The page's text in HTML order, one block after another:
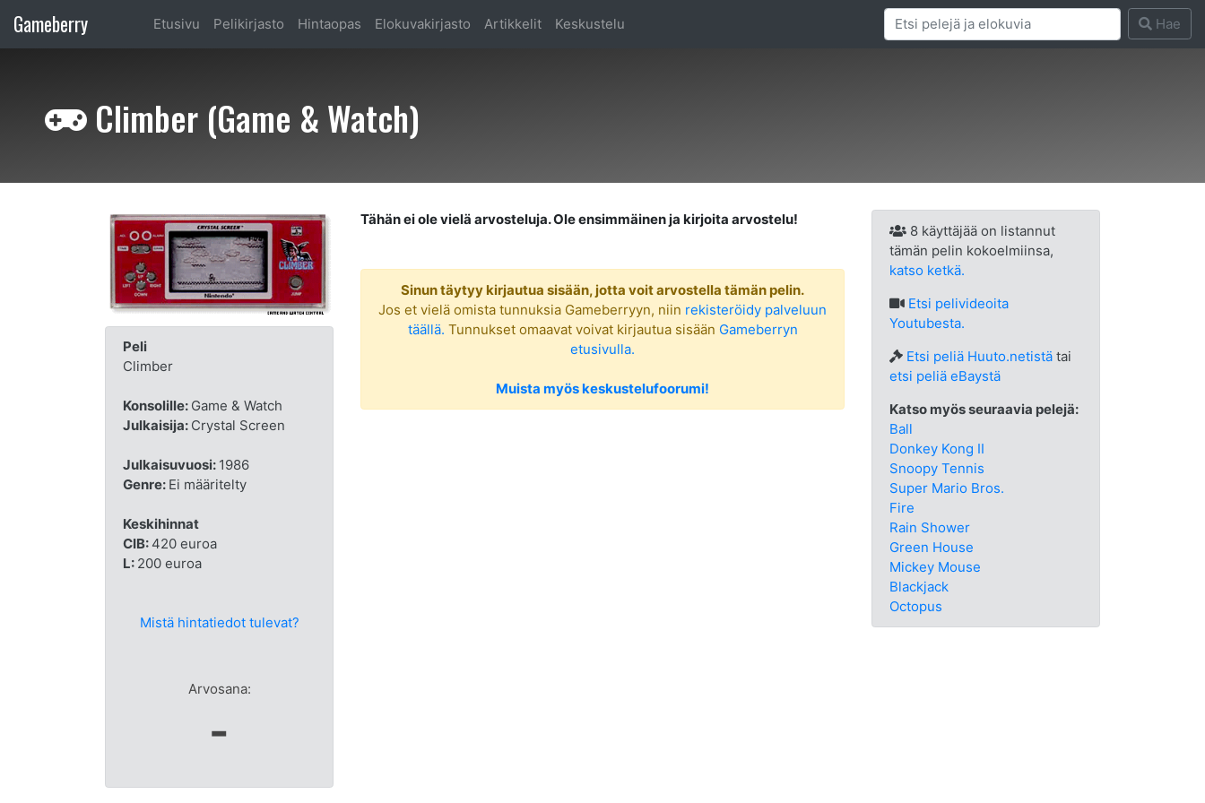
Gameberry Etusivu Pelikirjasto Hintaopas Elokuvakirjasto Artikkelit Keskustelu Hae
Climber (Game & Watch)
Peli
Climber
Konsolille: Game & Watch
Julkaisija: Crystal Screen
Julkaisuvuosi: 1986
Genre: Ei määritelty
Keskihinnat
CIB: 420 euroa
L: 200 euroa
Mistä hintatiedot tulevat?
Arvosana:
-
Tähän ei ole vielä arvosteluja. Ole ensimmäinen ja kirjoita arvostelu!
Sinun täytyy kirjautua sisään, jotta voit arvostella tämän pelin.
Jos et vielä omista tunnuksia Gameberryyn, niin rekisteröidy palveluun
täällä. Tunnukset omaavat voivat kirjautua sisään Gameberryn
etusivulla.
Muista myös keskustelufoorumi!
8 käyttäjää on listannut
tämän pelin kokoelmiinsa,
katso ketkä.
Etsi pelivideoita
Youtubesta.
Etsi peliä Huuto.netistätai
etsi peliä eBaystä
Katso myös seuraavia pelejä:
Ball
Donkey Kong II
Snoopy Tennis
Super Mario Bros.
Fire
Rain Shower
Green House
Mickey Mouse
Blackjack
Octopus